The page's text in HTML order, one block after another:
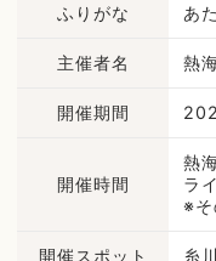
ふりがな あ
主催者名 熱
開催期間
開催時間
熱
ラ
※そ
開催スポット 糸